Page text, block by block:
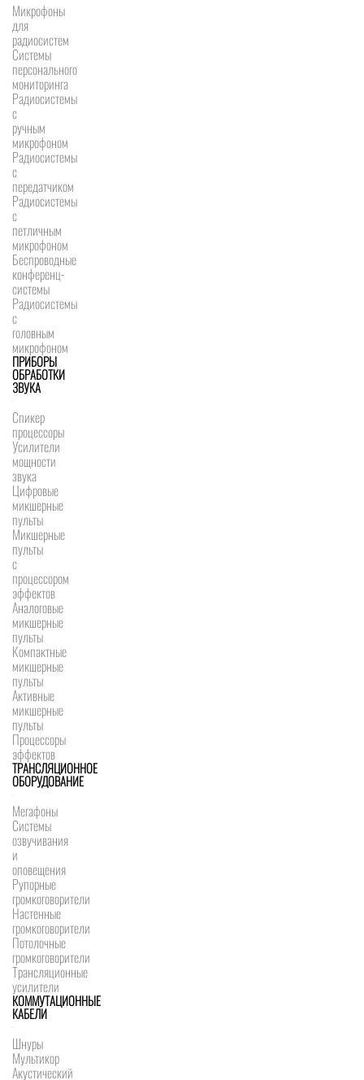
Микрофоны
для
радиосистем
Системы
персонального
мониторинга
Радиосистемы
c
ручным
микрофоном
Радиосистемы
с
передатчиком
Радиосистемы
с
петличным
микрофоном
Беспроводные
конференц-
системы
Радиосистемы
с
головным
микрофоном
ПРИБОРЫ
ОБРАБОТКИ
ЗВУКА
Спикер
процессоры
Усилители
мощности
звука
Цифровые
микшерные
пульты
Микшерные
пульты
с
процессором
эффектов
Аналоговые
микшерные
пульты
Компактные
микшерные
пульты
Активные
микшерные
пульты
Процессоры
эффектов
ТРАНСЛЯЦИОННОЕ
ОБОРУДОВАНИЕ
Мегафоны
Системы
озвучивания
и
оповещения
Рупорные
громкоговорители
Настенные
громкоговорители
Потолочные
громкоговорители
Трансляционные
усилители
КОММУТАЦИОННЫЕ
КАБЕЛИ
Шнуры
Мультикор
Акустический